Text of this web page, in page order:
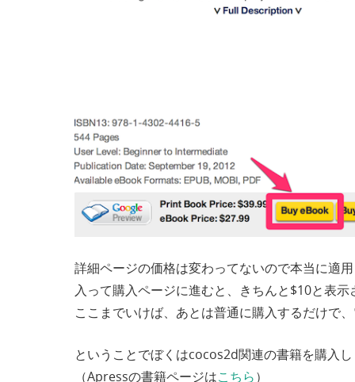
詳細ページの価格は変わってないので本当に適
入って購入ページに進むと、きちんと$10と表示
ここまでいけば、あとは普通に購入するだけで
ということでぼくはcocos2d関連の書籍を購入
（Apressの書籍ページはこちら）